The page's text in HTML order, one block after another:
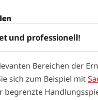
und professionell!
Bereichen der
sich zum Beispiel mit